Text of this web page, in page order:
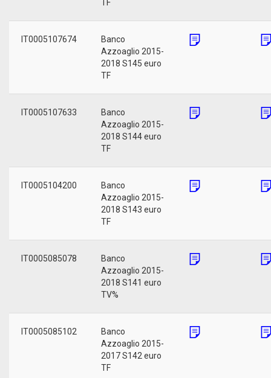
TF
IT0005107674
Banco
Azzoaglio 2015-
2018 S145 euro
TF
IT0005107633
Banco
Azzoaglio 2015-
2018 S144 euro
TF
IT0005104200
Banco
Azzoaglio 2015-
2018 S143 euro
TF
IT0005085078
Banco
Azzoaglio 2015-
2018 S141 euro
TV%
IT0005085102
Banco
Azzoaglio 2015-
2017 S142 euro
TF